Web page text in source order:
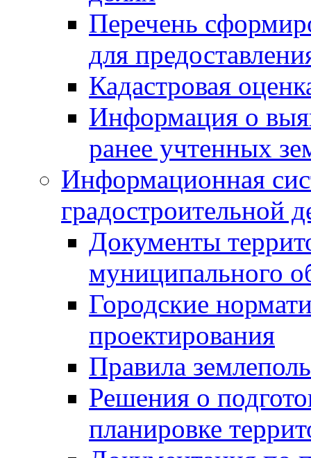
Перечень
для
Кадастровая
Информация о
ранее учтенных
Информационная
градостроительной
Документы
муниципального
Городские
проектирования
Правила
Решения о
планировке